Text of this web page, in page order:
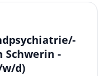
Schwerin -
d)